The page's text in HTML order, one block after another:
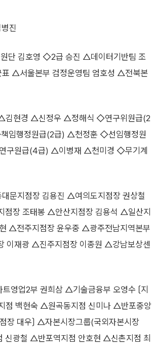
진
단 김호영 ◇2급 승진 △데이터기반팀 조
△서울본부 검정운영팀 엄호성 △전북본
현경 △신정우 △정해식 ◇연구위원급(2
행정원급(2급) △천정훈 ◇선임행정원
구원급(4급) △이병재 △천미경 ◇무기계
문지점장 김용진 △여의도지점장 권상철
장 조태봉 △안산지점장 김용석 △일산지
△전주지점장 윤우중 △광주전남지역본부
이재광 △진주지점장 이종원 △강남보상센
영업2부 권희삼 △기술금융부 오영수 〔지
점 백현숙 △원곡동지점 신미나 △반포중앙
장 대우〕 △자본시장그룹(국외자본시장
신광철 △반포역지점 안호현 △신촌지점 최